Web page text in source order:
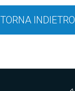
TORNA INDIETRO